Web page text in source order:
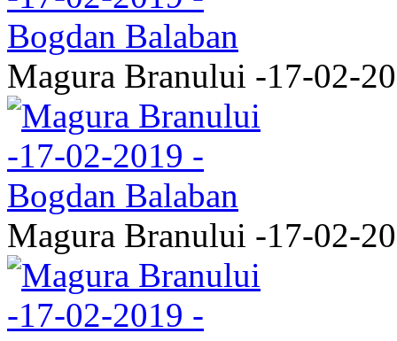
Magura Branului -17-02-
Magura Branului -17-02-